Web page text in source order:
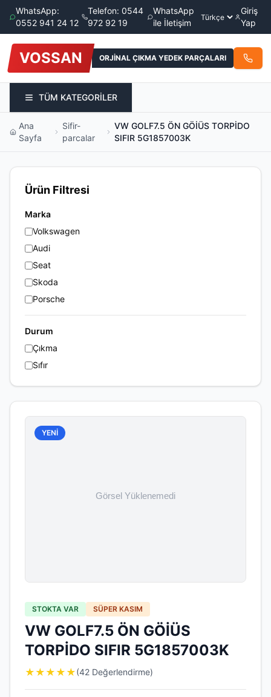
WhatsApp:
0552 941 24 12
Telefon: 0544
972 92 19
WhatsApp
ile İletişim
Giriş
Yap
VOSSAN ORJİNAL ÇIKMA YEDEK PARÇALARI
TÜM KATEGORİLER
Ana
Sayfa
Sifir-
parcalar
VW GOLF7.5 ÖN GÖİÜS TORPİDO
SIFIR 5G1857003K
Ürün Filtresi
Marka
Volkswagen
Audi
Seat
Skoda
Porsche
Durum
Çıkma
Sıfır
YENİ
STOKTA VAR SÜPER KASIM
VW GOLF7.5 ÖN GÖİÜS
TORPİDO SIFIR 5G1857003K
★ ★ ★ ★ ★(42 Değerlendirme)